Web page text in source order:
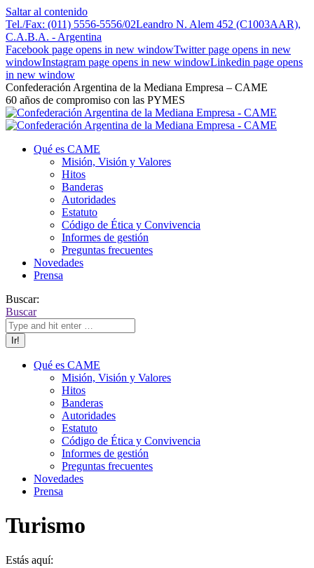
Saltar al contenido
Tel./Fax: (011) 5556-5556/02Leandro N. Alem 452 (C1003AAR),
C.A.B.A. - Argentina
Facebook page opens in new windowTwitter page opens in new
windowInstagram page opens in new windowLinkedin page opens
in new window
Confederación Argentina de la Mediana Empresa – CAME
60 años de compromiso con las PYMES
Qué es CAME
Misión, Visión y Valores
Hitos
Banderas
Autoridades
Estatuto
Código de Ética y Convivencia
Informes de gestión
Preguntas frecuentes
Novedades
Prensa
Buscar:
Buscar
Qué es CAME
Misión, Visión y Valores
Hitos
Banderas
Autoridades
Estatuto
Código de Ética y Convivencia
Informes de gestión
Preguntas frecuentes
Novedades
Prensa
Turismo
Estás aquí: